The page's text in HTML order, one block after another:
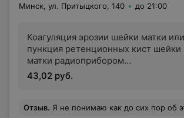
Минск, ул. Притыцкого, 140 до 21:00
Коагуляция эрозии шейки матки или
пункция ретенционных кист шейки
матки радиоприбором
хирургическим
43,02 руб.
Отзыв. Я не понимаю как до сих пор об этом прекрасном враче нету ни одного отзыва нигде. Я хоть и обратилась с не супер серьезной проблемой, но безумно рада, что рискнула и пошла к ней. Очень вежливый и